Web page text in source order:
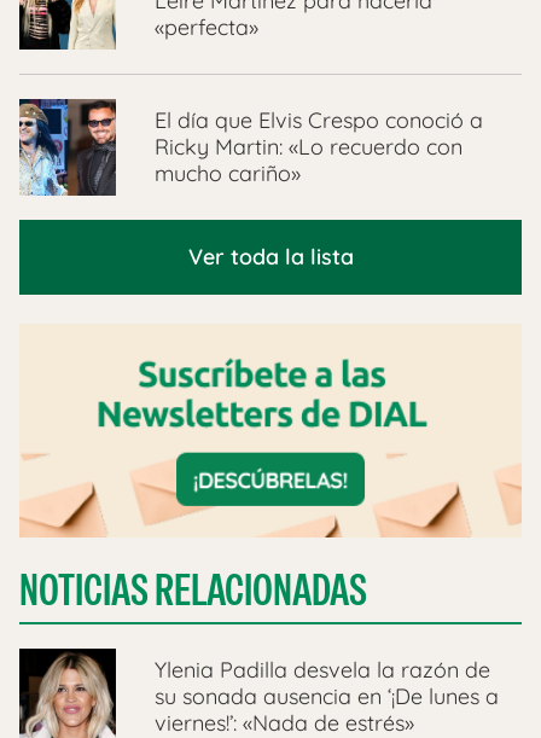
«perfecta»
El día que Elvis Crespo conoció a
Ricky Martin: «Lo recuerdo con
mucho cariño»
Ver toda la lista
NOTICIAS RELACIONADAS
Ylenia Padilla desvela la razón de
su sonada ausencia en ‘¡De lunes a
viernes!’: «Nada de estrés»